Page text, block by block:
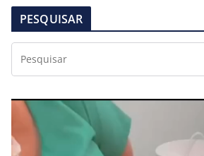
PESQUISAR